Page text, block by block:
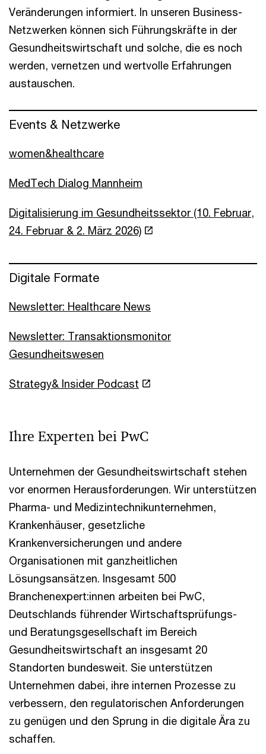
Veränderungen informiert. In unseren Business-
Netzwerken können sich Führungskräfte in der
Gesundheitswirtschaft und solche, die es noch
werden, vernetzen und wertvolle Erfahrungen
austauschen.
Events & Netzwerke
women&healthcare
MedTech Dialog Mannheim
Digitalisierung im Gesundheitssektor (10. Februar,
24. Februar & 2. März 2026)
Digitale Formate
Newsletter: Healthcare News
Newsletter: Transaktionsmonitor
Gesundheitswesen
Strategy& Insider Podcast
Ihre Experten bei PwC
Unternehmen der Gesundheitswirtschaft stehen
vor enormen Herausforderungen. Wir unterstützen
Pharma- und Medizintechnikunternehmen,
Krankenhäuser, gesetzliche
Krankenversicherungen und andere
Organisationen mit ganzheitlichen
Lösungsansätzen. Insgesamt 500
Branchenexpert:innen arbeiten bei PwC,
Deutschlands führender Wirtschaftsprüfungs-
und Beratungsgesellschaft im Bereich
Gesundheitswirtschaft an insgesamt 20
Standorten bundesweit. Sie unterstützen
Unternehmen dabei, ihre internen Prozesse zu
verbessern, den regulatorischen Anforderungen
zu genügen und den Sprung in die digitale Ära zu
schaffen.